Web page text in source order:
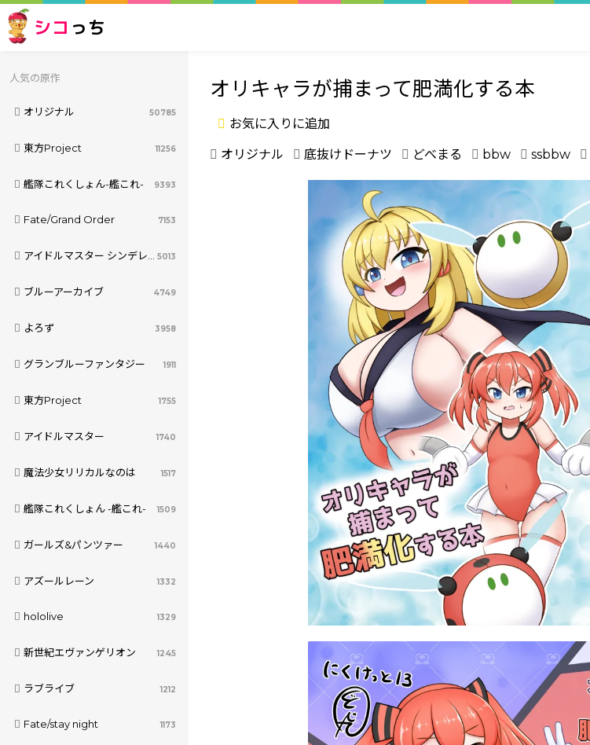
シコ っち
人気の原作
オリジナル 50785
東方Project 11256
艦隊これくしょん-艦これ- 9393
Fate/Grand Order 7153
アイドルマスター シンデレラガールズ 5013
ブルーアーカイブ 4749
よろず 3958
グランブルーファンタジー 1911
東方Project 1755
アイドルマスター 1740
魔法少女リリカルなのは 1517
艦隊これくしょん -艦これ- 1509
ガールズ&パンツァー 1440
アズールレーン 1332
hololive 1329
新世紀エヴァンゲリオン 1245
ラブライブ 1212
Fate/stay night 1173
オリキャラが捕まって肥満化する本
お気に入りに追加
オリジナル 底抜けドーナツ どべまる bbw ssbbw